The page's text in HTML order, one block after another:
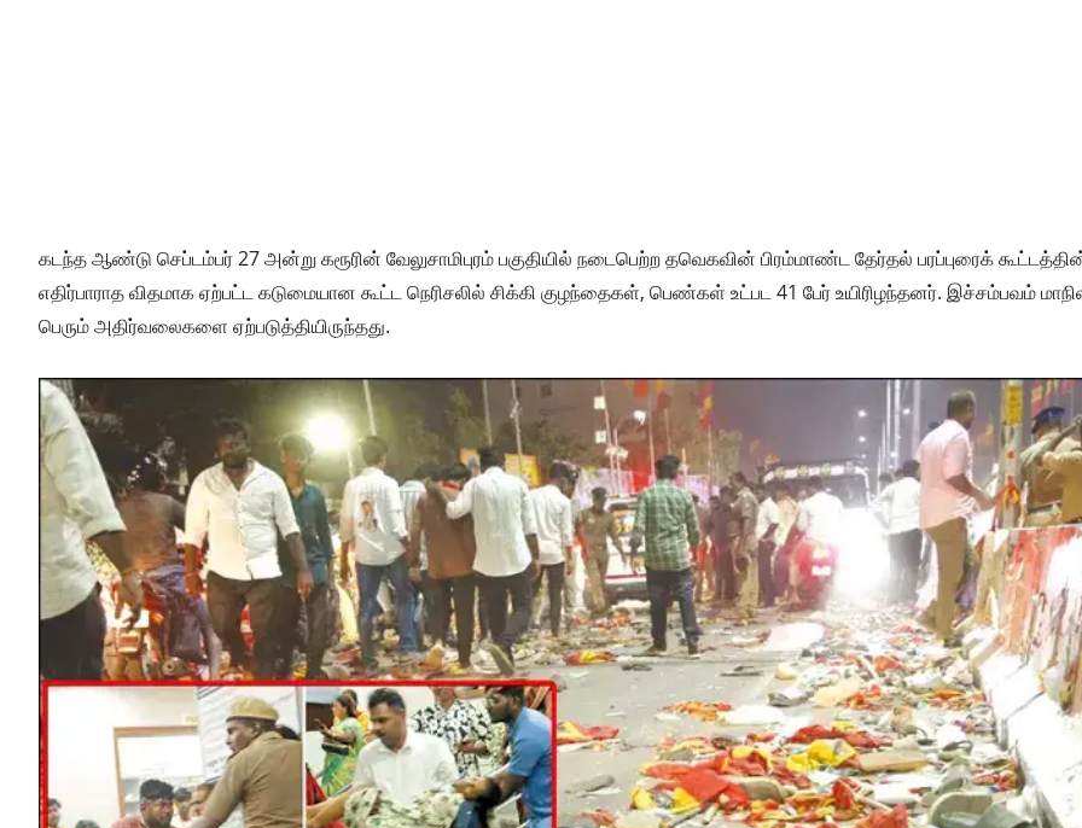
கடந்த ஆண்டு செப்டம்பர் 27 அன்று கரூரின் வேலுசாமிபுரம் பகுதியில் நடைபெற்ற தவெகவின் பிரம்மாண்ட தேர்தல் பரப்புரைக்
எதிர்பாராத விதமாக ஏற்பட்ட கடுமையான கூட்ட நெரிசலில் சிக்கி குழந்தைகள், பெண்கள் உட்பட 41 பேர் உயிரிழந்தனர். இச்சம்பவம்
பெரும் அதிர்வலைகளை ஏற்படுத்தியிருந்தது.